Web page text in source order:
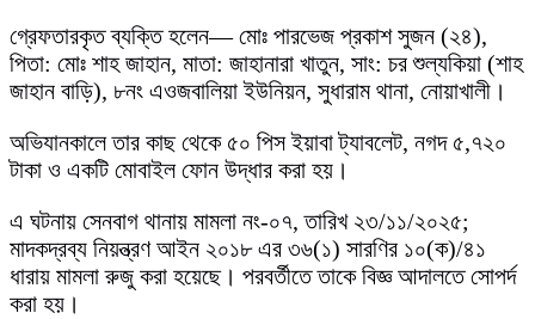
গ্রেফতারকৃত ব্যক্তি হলেন— মোঃ পারভেজ প্রকাশ সুজন (২৪),
পিতা: মোঃ শাহ জাহান, মাতা: জাহানারা খাতুন, সাং: চর শুল্যকিয়া (শাহ
জাহান বাড়ি), ৮নং এওজবালিয়া ইউনিয়ন, সুধারাম থানা, নোয়াখালী।
অভিযানকালে তার কাছ থেকে ৫০ পিস ইয়াবা ট্যাবলেট, নগদ ৫,৭২০
টাকা ও একটি মোবাইল ফোন উদ্ধার করা হয়।
এ ঘটনায় সেনবাগ থানায় মামলা নং-০৭, তারিখ ২৩/১১/২০২৫;
মাদকদ্রব্য নিয়ন্ত্রণ আইন ২০১৮ এর ৩৬(১) সারণির ১০(ক)/৪১
ধারায় মামলা রুজু করা হয়েছে। পরবর্তীতে তাকে বিজ্ঞ আদালতে সোপর্দ
করা হয়।